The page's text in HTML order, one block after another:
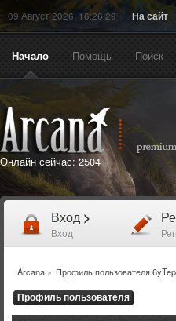
09 Август 2026, 16:26:29 На сайт
Начало Помощь Поиск
Онлайн сейчас: 2504
Вход >
Вход
Arcana» Профиль пользователя 6yTep
Профиль пользователя